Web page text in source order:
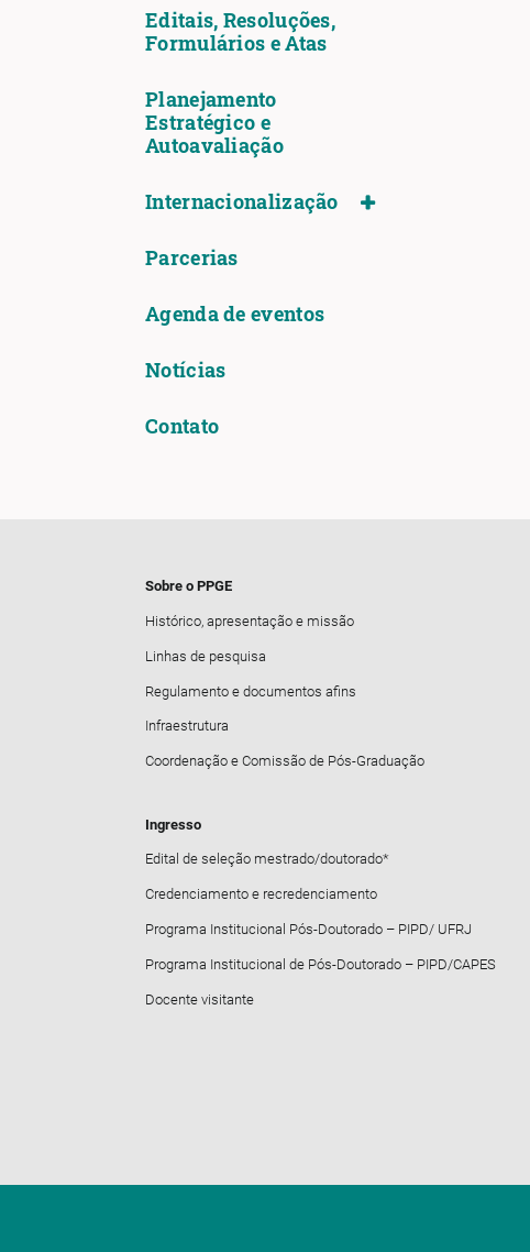
Editais, Resoluções,
Formulários e Atas
Planejamento
Estratégico e
Autoavaliação
Internacionalização
Parcerias
Agenda de eventos
Notícias
Contato
Sobre o PPGE
Histórico, apresentação e missão
Linhas de pesquisa
Regulamento e documentos afins
Infraestrutura
Coordenação e Comissão de Pós-Graduação
Ingresso
Edital de seleção mestrado/doutorado*
Credenciamento e recredenciamento
Programa Institucional Pós-Doutorado – PIPD/ UFRJ
Programa Institucional de Pós-Doutorado – PIPD/CAPES
Docente visitante